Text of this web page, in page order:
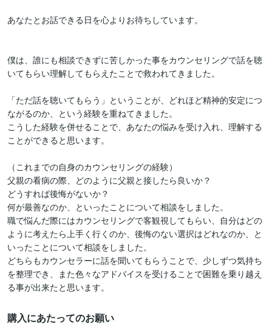
あなたとお話できる日を心よりお待ちしています。
僕は、誰にも相談できずに苦しかった事をカウンセリングで話を聴
いてもらい理解してもらえたことで救われてきました。
「ただ話を聴いてもらう」ということが、どれほど精神的安定につ
ながるのか、という経験を重ねてきました。
こうした経験を併せることで、あなたの悩みを受け入れ、理解する
ことができると思います。
（これまでの自身のカウンセリングの経験）
父親の看病の際、どのように父親と接したら良いか？
どうすれば後悔がないか？
何が最善なのか、といったことについて相談をしました。
職で悩んだ際にはカウンセリングで客観視してもらい、自分はどの
ように考えたら上手く行くのか、後悔のない選択はどれなのか、と
いったことについて相談をしました。
どちらもカウンセラーに話を聞いてもらうことで、少しずつ気持ち
を整理でき、また色々なアドバイスを受けることで困難を乗り越え
購入にあたってのお願い